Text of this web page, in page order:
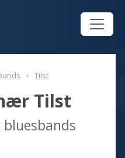
Tilst
Tilst